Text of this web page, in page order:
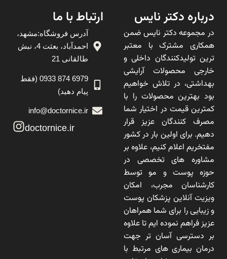
درباره دکتر نایس
در مجموعه دکتر نایس ضمن
همکاری مشترک با معتبر
ترین تولیدکنندگان داخلی و
خارجی محصولات آرایشی
بهداشتی، در تلاش خواهیم
بود بهترین محصولات را با
کمترین قیمت در اختیار شما
مصرف کنندگان عزیز قرار
دهیم. برای اولین بار در کشور
مفتخریم اعلام کنیم، علاوه بر
مشاوره های تخصصی در
حوزه پوست و مو توسط
کارشناسان مجرب، امکان
ویزیت آنلاین پزشکان پوست
و زیبایی را برای شما همراهان
عزیز فراهم نموده ایم تا علاوه
بر دسترسی آسان تر جهت
درمان بیماری های مرتبط با
ارتباط با ما
آدرس فروشگاه:مشهد،
احمدآباد، بعثت 4، نبش
طالقانی 21
6979 874 0933 (فقط
پیام دهید)
info@doctornice.ir
doctornice.ir